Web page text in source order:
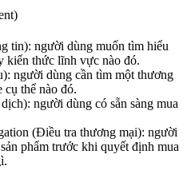
tin): người dùng muốn tìm hiểu
kiến thức lĩnh vực nào đó.
người dùng cần tìm một thương
cụ thể nào đó.
người dùng có sẵn sàng mua
(Điều tra thương mại): người
phẩm trước khi quyết định mua